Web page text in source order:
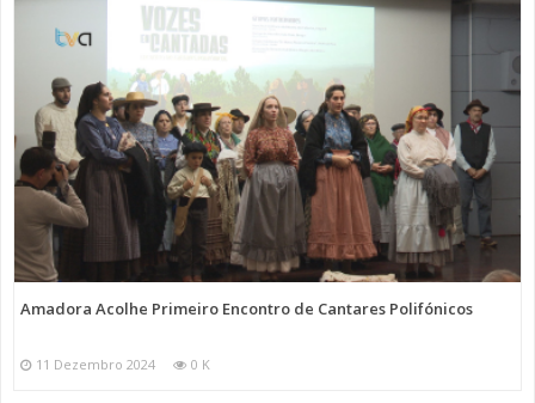
Amadora Acolhe Primeiro Encontro de Cantares Polifónicos
11 Dezembro 2024 0 K